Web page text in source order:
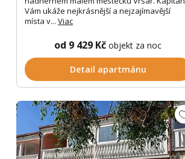
Vám ukáže nejkrásnější a nejzajímavější
místa v... Viac
od 9 429 Kčobjekt za noc
Detail apartmánu